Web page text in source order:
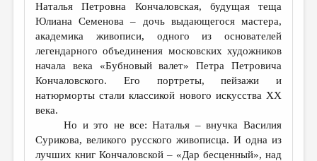
Наталья Петровна Кончаловская, будущая теща
Юлиана Семенова – дочь выдающегося мастера,
академика живописи, одного из основателей
легендарного объединения московских художников
начала века «Бубновый валет» Петра Петровича
Кончаловского. Его портреты, пейзажи и
натюрморты стали классикой нового искусства ХХ
века.
Но и это не все: Наталья – внучка Василия
Сурикова, великого русского живописца. И одна из
лучших книг Кончаловской – «Дар бесценный», над